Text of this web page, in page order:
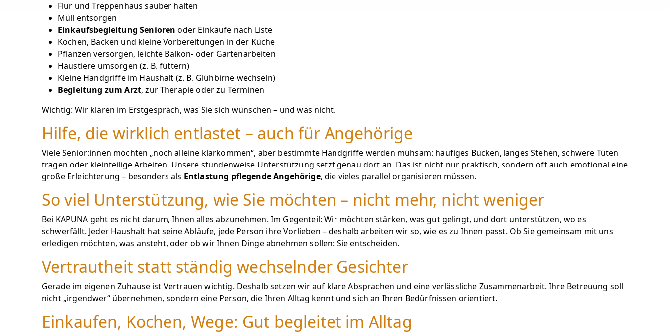
Flur und Treppenhaus sauber halten
Müll entsorgen
Einkaufsbegleitung Senioren oder Einkäufe nach Liste
Kochen, Backen und kleine Vorbereitungen in der Küche
Pflanzen versorgen, leichte Balkon- oder Gartenarbeiten
Haustiere umsorgen (z. B. füttern)
Kleine Handgriffe im Haushalt (z. B. Glühbirne wechseln)
Begleitung zum Arzt, zur Therapie oder zu Terminen
Wichtig: Wir klären im Erstgespräch, was Sie sich wünschen – und was nicht.
Hilfe, die wirklich entlastet – auch für Angehörige
Viele Senior:innen möchten „noch alleine klarkommen“, aber bestimmte Handgriffe werden mühsam: häufiges Bücken, langes Stehen, schwere Tüten
tragen oder kleinteilige Arbeiten. Unsere stundenweise Unterstützung setzt genau dort an. Das ist nicht nur praktisch, sondern oft auch emotional eine
große Erleichterung – besonders als Entlastung pflegende Angehörige, die vieles parallel organisieren müssen.
So viel Unterstützung, wie Sie möchten – nicht mehr, nicht weniger
Bei KAPUNA geht es nicht darum, Ihnen alles abzunehmen. Im Gegenteil: Wir möchten stärken, was gut gelingt, und dort unterstützen, wo es
schwerfällt. Jeder Haushalt hat seine Abläufe, jede Person ihre Vorlieben – deshalb arbeiten wir so, wie es zu Ihnen passt. Ob Sie gemeinsam mit uns
erledigen möchten, was ansteht, oder ob wir Ihnen Dinge abnehmen sollen: Sie entscheiden.
Vertrautheit statt ständig wechselnder Gesichter
Gerade im eigenen Zuhause ist Vertrauen wichtig. Deshalb setzen wir auf klare Absprachen und eine verlässliche Zusammenarbeit. Ihre Betreuung soll
nicht „irgendwer“ übernehmen, sondern eine Person, die Ihren Alltag kennt und sich an Ihren Bedürfnissen orientiert.
Einkaufen, Kochen, Wege: Gut begleitet im Alltag